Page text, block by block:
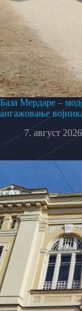
База Мердаре –
ангажовање
7. август